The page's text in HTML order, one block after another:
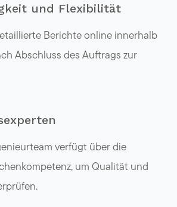
und Flexibilität
Berichte online innerhalb
Abschluss des Auftrags zur
verfügt über die
um Qualität und